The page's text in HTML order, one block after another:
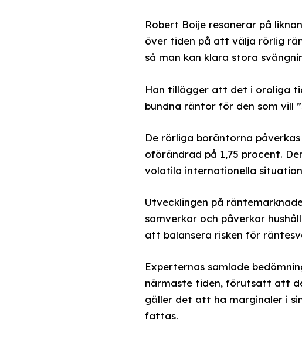
Robert Boije resonerar på
över tiden på att välja rörlig
så man kan klara stora
Han tillägger att det i oroliga
bundna räntor för den som vill
De rörliga boräntorna
oförändrad på 1,75 procent.
volatila internationella
Utvecklingen på
samverkar och påverkar
att balansera risken för
Experternas samlade
närmaste tiden, förutsatt att
gäller det att ha marginaler i
fattas.